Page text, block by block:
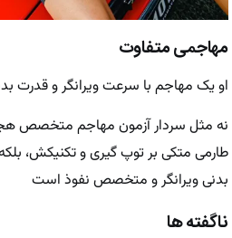
مهاجمی متفاوت
او یک مهاجم با سرعت ویرانگر و قدرت
نه مثل سردار آزمون مهاجم متخصص
طارمی متکی بر توپ گیری و تکنیکش،
بدنی ویرانگر و متخصص نفوذ است
ناگفته ها